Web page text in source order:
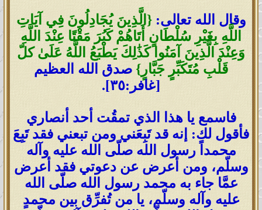
وقال الله تعالى:{الَّذِينَ يُجَادِلُونَ فِي آيَاتِ
اللَّهِ بِغَيْرِ سُلْطَانٍ أَتَاهُمْ كَبُرَ مَقْتًا عِنْدَ اللَّهِ
وَعِنْدَ الَّذِينَ آمَنُوا كَذَٰلِكَ يَطْبَعُ اللَّهُ عَلَىٰ كلّ
قَلْبِ مُتَكَبِّرٍ جَبَّارٍ} صدق الله العظيم
[غافر:٣٥].
فاسمع يا هذا الذي تمقُت أحد أنصاري
فأقول لك: إنه قد تَبِعَني ومن تبعني فقد تَبِعَ
محمداً رسول الله صلّى الله عليه وآله
وسلّم، ومن أعرض عن دعوتي فقد أعرض
عمَّا جاء به محمد رسول الله صلّى الله
عليه وآله وسلّم، يا من تُفرِّق بين محمدٍ